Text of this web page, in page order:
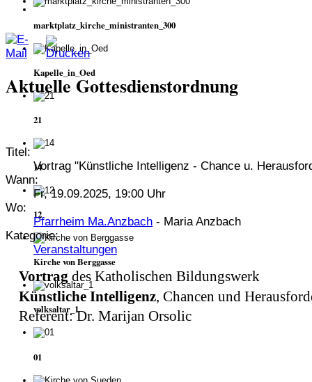
marktplatz_kirche_ministranten_300
Kapelle_in_Oed
21
14
12
Kirche von Berggasse
volksaltar_1
01
Aktuelle Gottesdienstordnung
Titel:
Vortrag "Künstliche Intelligenz - Chance u.
Wann:
Fr, 19.09.2025, 19:00 Uhr
Wo:
Pfarrheim Ma.Anzbach - Maria Anzbach
Kategorie:
Veranstaltungen
Vortrag des Katholischen Bildungswerk
Künstliche Intelligenz, Chancen und
Referent: Dr. Marijan Orsolic